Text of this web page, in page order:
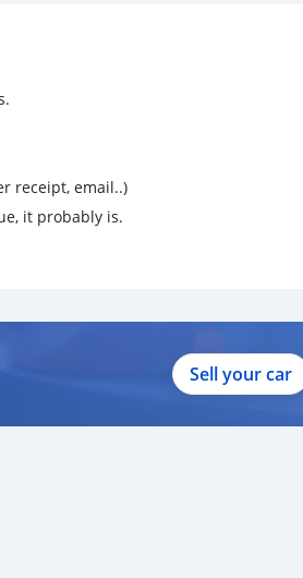
อสอง #รถมือสอง #รถตู้VIP #รถตู้ครอบค
receipt, email..)
it probably is.
Sell your car